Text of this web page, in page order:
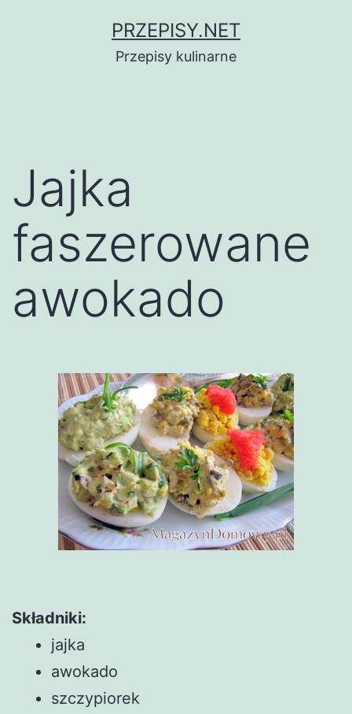
PRZEPISY.NET
Przepisy kulinarne
Jajka
faszerowane
awokado
Składniki:
jajka
awokado
szczypiorek